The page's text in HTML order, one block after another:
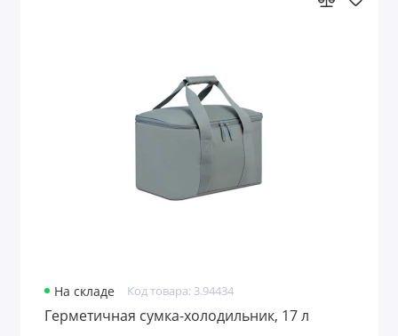
На складе Код товара: 3.94434
Герметичная сумка-холодильник, 17 л